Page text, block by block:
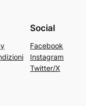
Social
Facebook
Instagram
Twitter/X